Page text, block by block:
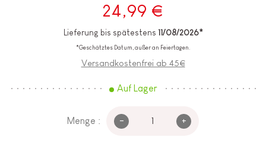
24,99 €
Lieferung bis spätestens 11/08/2026*
*Geschätztes Datum, außer an Feiertagen.
Versandkostenfrei ab 45€
Auf Lager
Menge : - +